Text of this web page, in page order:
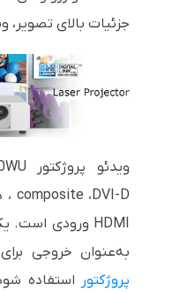
جزئیات بالای تصویر،
ویدئو پروژکتور
DVI-D، composite
HDMI ورودی است.
به‌عنوان خروجی
پروژکتور استفاده